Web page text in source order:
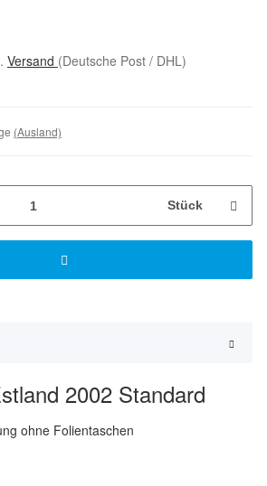
Versand (Deutsche Post / DHL)
(Ausland)
Stück
2002 Standard
ohne Folientaschen